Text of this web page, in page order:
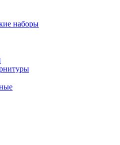
наборы